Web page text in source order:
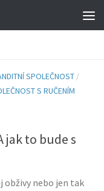
SPOLEČNOST /
S RUČENÍM
jak to bude s
obživy nebo jen tak